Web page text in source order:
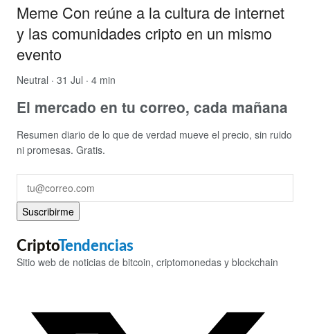
Meme Con reúne a la cultura de internet
y las comunidades cripto en un mismo
evento
Neutral · 31 Jul · 4 min
El mercado en tu correo, cada mañana
Resumen diario de lo que de verdad mueve el precio, sin ruido
ni promesas. Gratis.
Suscribirme
CriptoTendencias
Sitio web de noticias de bitcoin, criptomonedas y blockchain